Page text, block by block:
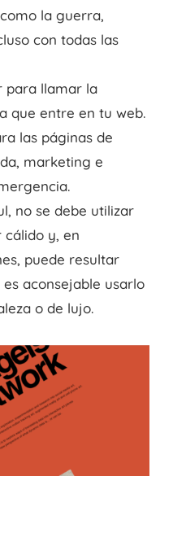
la guerra,
con todas las
para llamar la
que entre en tu web.
las páginas de
marketing e
no se debe utilizar
cálido y, en
puede resultar
aconsejable usarlo
o de lujo.